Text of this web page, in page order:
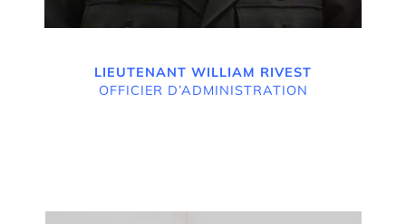
LIEUTENANT WILLIAM RIVEST
OFFICIER D’ADMINISTRATION